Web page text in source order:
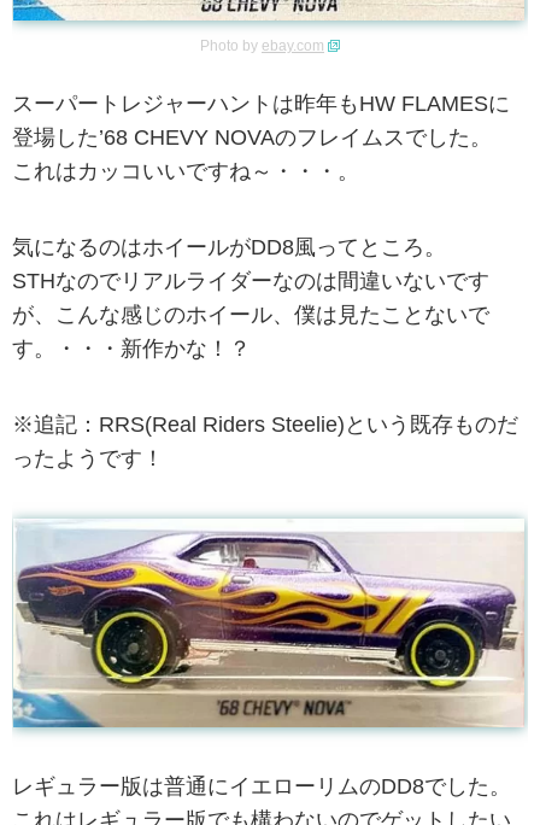
Photo by ebay.com
スーパートレジャーハントは昨年もHW FLAMESに
登場した’68 CHEVY NOVAのフレイムスでした。
これはカッコいいですね～・・・。
気になるのはホイールがDD8風ってところ。
STHなのでリアルライダーなのは間違いないです
が、こんな感じのホイール、僕は見たことないで
す。・・・新作かな！？
※追記：RRS(Real Riders Steelie)という既存ものだ
ったようです！
レギュラー版は普通にイエローリムのDD8でした。
これはレギュラー版でも構わないのでゲットしたい